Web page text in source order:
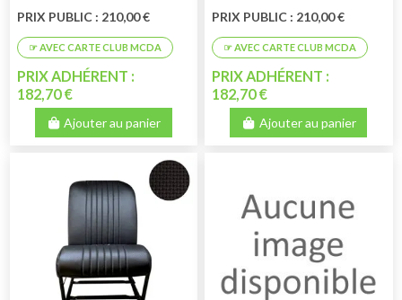
PRIX PUBLIC : 210,00 €
PRIX ADHÉRENT :
182,70 €
Ajouter au panier
PRIX PUBLIC : 210,00 €
PRIX ADHÉRENT :
182,70 €
Ajouter au panier